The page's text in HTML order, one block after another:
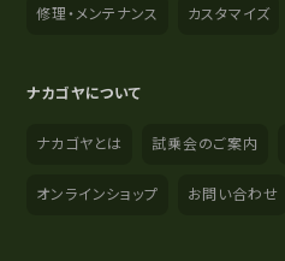
修理・メンテナンス カスタマイズ
ナカゴヤについて
ナカゴヤとは 試乗会のご案内
オンラインショップ お問い合わせ